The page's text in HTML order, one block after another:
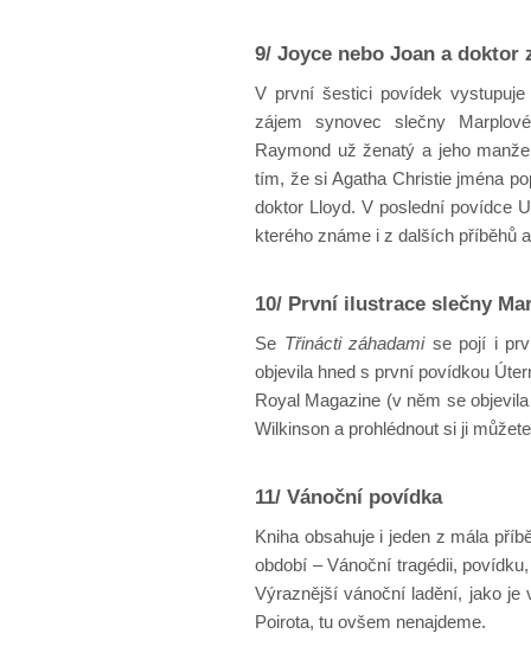
9/ Joyce nebo Joan a doktor
V první šestici povídek
zájem synovec slečny
Raymond už ženatý a jeho
tím, že si Agatha Christie jména
doktor Lloyd. V poslední povídce
kterého známe i z dalších příběhů
10/ První ilustrace slečny
Se Třinácti záhadamise pojí i
objevila hned s první povídkou
Royal Magazine (v něm se
Wilkinson a prohlédnout si ji
11/ Vánoční povídka
Kniha obsahuje i jeden z mála
období – Vánoční tragédii,
Výraznější vánoční ladění, jako je
Poirota, tu ovšem nenajdeme.